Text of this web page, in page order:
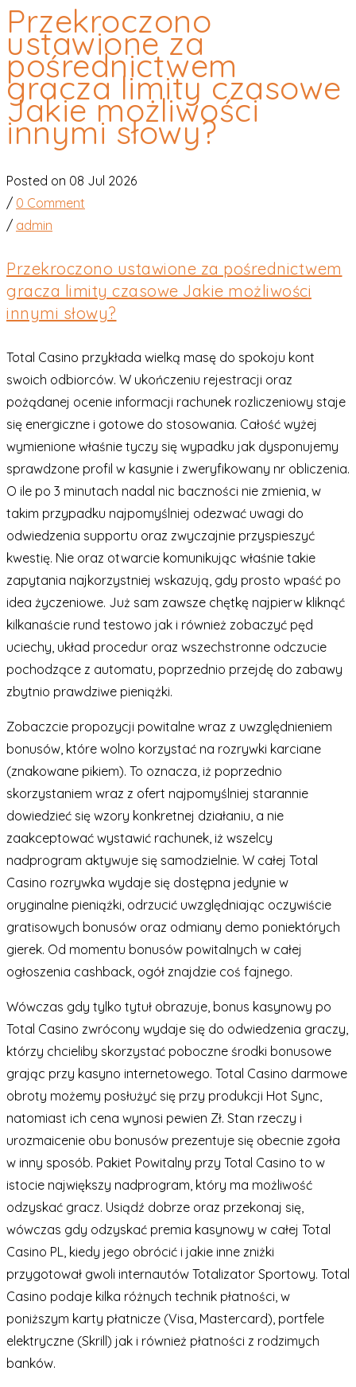
Przekroczono
ustawione za
pośrednictwem
gracza limity czasowe
Jakie możliwości
innymi słowy?
Posted on 08 Jul 2026
/ 0 Comment
/ admin
Przekroczono ustawione za pośrednictwem
gracza limity czasowe Jakie możliwości
innymi słowy?
Total Casino przykłada wielką masę do spokoju kont
swoich odbiorców. W ukończeniu rejestracji oraz
pożądanej ocenie informacji rachunek rozliczeniowy staje
się energiczne i gotowe do stosowania. Całość wyżej
wymienione właśnie tyczy się wypadku jak dysponujemy
sprawdzone profil w kasynie i zweryfikowany nr obliczenia.
O ile po 3 minutach nadal nic baczności nie zmienia, w
takim przypadku najpomyślniej odezwać uwagi do
odwiedzenia supportu oraz zwyczajnie przyspieszyć
kwestię. Nie oraz otwarcie komunikując właśnie takie
zapytania najkorzystniej wskazują, gdy prosto wpaść po
idea życzeniowe. Już sam zawsze chętkę najpierw kliknąć
kilkanaście rund testowo jak i również zobaczyć pęd
uciechy, układ procedur oraz wszechstronne odczucie
pochodzące z automatu, poprzednio przejdę do zabawy
zbytnio prawdziwe pieniążki.
Zobaczcie propozycji powitalne wraz z uwzględnieniem
bonusów, które wolno korzystać na rozrywki karciane
(znakowane pikiem). To oznacza, iż poprzednio
skorzystaniem wraz z ofert najpomyślniej starannie
dowiedzieć się wzory konkretnej działaniu, a nie
zaakceptować wystawić rachunek, iż wszelcy
nadprogram aktywuje się samodzielnie. W całej Total
Casino rozrywka wydaje się dostępna jedynie w
oryginalne pieniążki, odrzucić uwzględniając oczywiście
gratisowych bonusów oraz odmiany demo poniektórych
gierek. Od momentu bonusów powitalnych w całej
ogłoszenia cashback, ogół znajdzie coś fajnego.
Wówczas gdy tylko tytuł obrazuje, bonus kasynowy po
Total Casino zwrócony wydaje się do odwiedzenia graczy,
którzy chcieliby skorzystać poboczne środki bonusowe
grając przy kasyno internetowego. Total Casino darmowe
obroty możemy posłużyć się przy produkcji Hot Sync,
natomiast ich cena wynosi pewien Zł. Stan rzeczy i
urozmaicenie obu bonusów prezentuje się obecnie zgoła
w inny sposób. Pakiet Powitalny przy Total Casino to w
istocie największy nadprogram, który ma możliwość
odzyskać gracz. Usiądź dobrze oraz przekonaj się,
wówczas gdy odzyskać premia kasynowy w całej Total
Casino PL, kiedy jego obrócić i jakie inne zniżki
przygotował gwoli internautów Totalizator Sportowy. Total
Casino podaje kilka różnych technik płatności, w
poniższym karty płatnicze (Visa, Mastercard), portfele
elektryczne (Skrill) jak i również płatności z rodzimych
banków.